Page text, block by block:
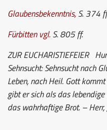
Glaubensbekenntnis,S. 374
Fürbittenvgl.S. 805 ff.
ZUR EUCHARISTIEFEIER
Sehnsucht: Sehnsucht nach
Leben, nach Heil. Gott
gibt er sich als das
das wahrhaftige Brot. –